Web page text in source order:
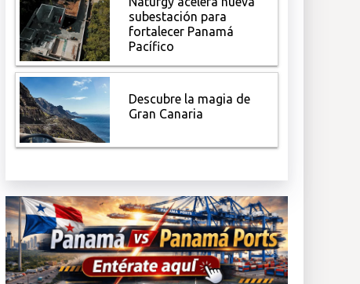
subestación para
fortalecer Panamá
Pacífico
Descubre la magia de
Gran Canaria